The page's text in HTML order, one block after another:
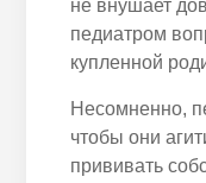
не внушает
педиатром
купленной
Несомненно,
чтобы они
прививать